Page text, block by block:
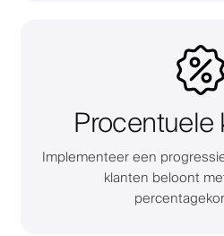
Procentuele
Implementeer een
klanten beloont